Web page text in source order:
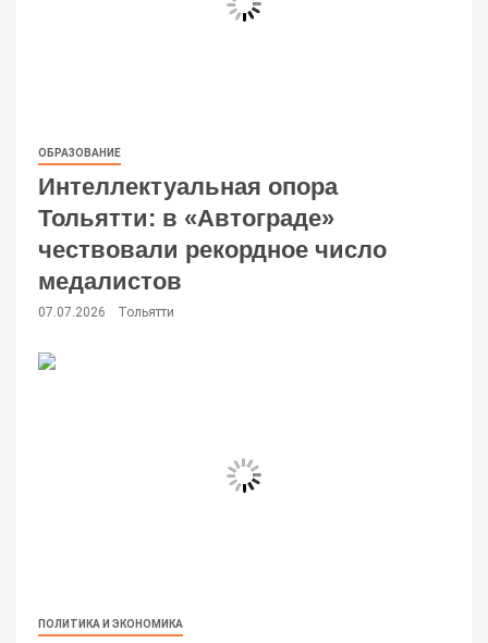
ОБРАЗОВАНИЕ
Интеллектуальная опора
Тольятти: в «Автограде»
чествовали рекордное число
медалистов
07.07.2026 Тольятти
ПОЛИТИКА И ЭКОНОМИКА